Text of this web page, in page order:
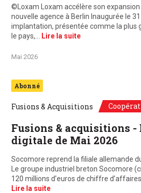
©Loxam Loxam accélère son
nouvelle agence à Berlin Inaugurée le
implantation, présentée comme la plus
le pays,…
Lire la suite
Mai 2026
Abonné
Fusions & Acquisitions
Fusions & acquisitions
digitale de Mai 2026
Socomore reprend la filiale allemande
Le groupe industriel breton Socomore
120 millions d’euros de chiffre
Lire la suite